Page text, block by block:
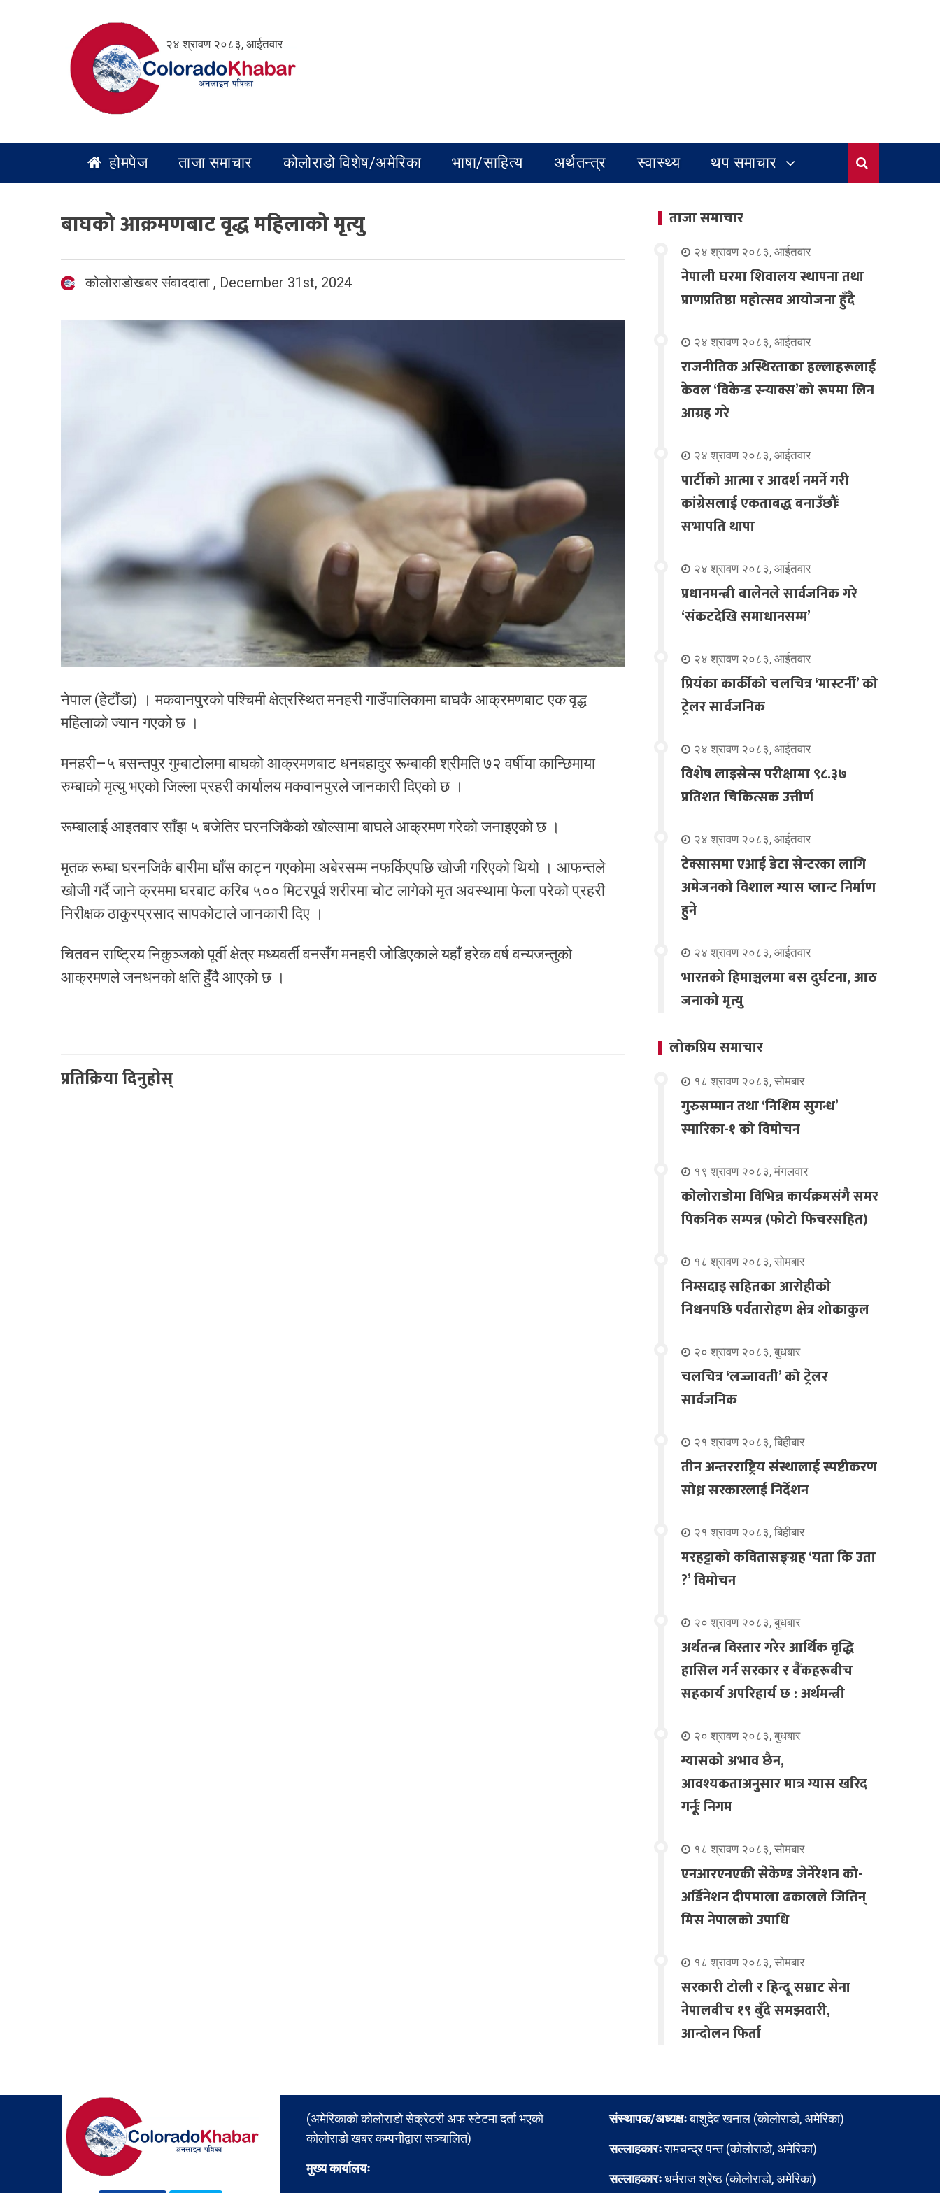
२४ श्रावण २०८३, आईतवार
होमपेज ताजा समाचार कोलोराडो विशेष/अमेरिका भाषा/साहित्य अर्थतन्त्र स्वास्थ्य थप समाचार
बाघको आक्रमणबाट वृद्ध महिलाको मृत्यु
कोलोराडोखबर संवाददाता , December 31st, 2024
नेपाल (हेटौंडा) । मकवानपुरको पश्चिमी क्षेत्रस्थित मनहरी गाउँपालिकामा बाघकै आक्रमणबाट एक वृद्ध
महिलाको ज्यान गएको छ ।
मनहरी–५ बसन्तपुर गुम्बाटोलमा बाघको आक्रमणबाट धनबहादुर रूम्बाकी श्रीमति ७२ वर्षीया कान्छिमाया
रुम्बाको मृत्यु भएको जिल्ला प्रहरी कार्यालय मकवानपुरले जानकारी दिएको छ ।
रूम्बालाई आइतवार साँझ ५ बजेतिर घरनजिकैको खोल्सामा बाघले आक्रमण गरेको जनाइएको छ ।
मृतक रूम्बा घरनजिकै बारीमा घाँस काट्न गएकोमा अबेरसम्म नफर्किएपछि खोजी गरिएको थियो । आफन्तले
खोजी गर्दै जाने क्रममा घरबाट करिब ५०० मिटरपूर्व शरीरमा चोट लागेको मृत अवस्थामा फेला परेको प्रहरी
निरीक्षक ठाकुरप्रसाद सापकोटाले जानकारी दिए ।
चितवन राष्ट्रिय निकुञ्जको पूर्वी क्षेत्र मध्यवर्ती वनसँग मनहरी जोडिएकाले यहाँ हरेक वर्ष वन्यजन्तुको
आक्रमणले जनधनको क्षति हुँदै आएको छ ।
प्रतिक्रिया दिनुहोस्
ताजा समाचार
२४ श्रावण २०८३, आईतवार
नेपाली घरमा शिवालय स्थापना तथा
प्राणप्रतिष्ठा महोत्सव आयोजना हुँदै
२४ श्रावण २०८३, आईतवार
राजनीतिक अस्थिरताका हल्लाहरूलाई
केवल ‘विकेन्ड स्न्याक्स’को रूपमा लिन
आग्रह गरे
२४ श्रावण २०८३, आईतवार
पार्टीको आत्मा र आदर्श नमर्ने गरी
कांग्रेसलाई एकताबद्ध बनाउँछौंः
सभापति थापा
२४ श्रावण २०८३, आईतवार
प्रधानमन्त्री बालेनले सार्वजनिक गरे
‘संकटदेखि समाधानसम्म’
२४ श्रावण २०८३, आईतवार
प्रियंका कार्कीको चलचित्र ‘मास्टर्नी’ को
ट्रेलर सार्वजनिक
२४ श्रावण २०८३, आईतवार
विशेष लाइसेन्स परीक्षामा ९८.३७
प्रतिशत चिकित्सक उत्तीर्ण
२४ श्रावण २०८३, आईतवार
टेक्सासमा एआई डेटा सेन्टरका लागि
अमेजनको विशाल ग्यास प्लान्ट निर्माण
हुने
२४ श्रावण २०८३, आईतवार
भारतको हिमाञ्चलमा बस दुर्घटना, आठ
जनाको मृत्यु
लोकप्रिय समाचार
१८ श्रावण २०८३, सोमबार
गुरुसम्मान तथा ‘निशिम सुगन्ध’
स्मारिका-१ को विमोचन
१९ श्रावण २०८३, मंगलवार
कोलोराडोमा विभिन्न कार्यक्रमसंगै समर
पिकनिक सम्पन्न (फोटो फिचरसहित)
१८ श्रावण २०८३, सोमबार
निम्सदाइ सहितका आरोहीको
निधनपछि पर्वतारोहण क्षेत्र शोकाकुल
२० श्रावण २०८३, बुधबार
चलचित्र ‘लज्जावती’ को ट्रेलर
सार्वजनिक
२१ श्रावण २०८३, बिहीबार
तीन अन्तरराष्ट्रिय संस्थालाई स्पष्टीकरण
सोध्न सरकारलाई निर्देशन
२१ श्रावण २०८३, बिहीबार
मरहट्टाको कवितासङ्ग्रह ‘यता कि उता
?’ विमोचन
२० श्रावण २०८३, बुधबार
अर्थतन्त्र विस्तार गरेर आर्थिक वृद्धि
हासिल गर्न सरकार र बैंकहरूबीच
सहकार्य अपरिहार्य छ : अर्थमन्त्री
२० श्रावण २०८३, बुधबार
ग्यासको अभाव छैन,
आवश्यकताअनुसार मात्र ग्यास खरिद
गर्नूः निगम
१८ श्रावण २०८३, सोमबार
एनआरएनएकी सेकेण्ड जेनेरेशन को-
अर्डिनेशन दीपमाला ढकालले जितिन्
मिस नेपालको उपाधि
१८ श्रावण २०८३, सोमबार
सरकारी टोली र हिन्दू सम्राट सेना
नेपालबीच १९ बुँदे समझदारी,
आन्दोलन फिर्ता
(अमेरिकाको कोलोराडो सेक्रेटरी अफ स्टेटमा दर्ता भएको
कोलोराडो खबर कम्पनीद्वारा सञ्चालित)
मुख्य कार्यालयः
संस्थापक/अध्यक्षःबाशुदेव खनाल (कोलोराडो, अमेरिका)
सल्लाहकारःरामचन्द्र पन्त (कोलोराडो, अमेरिका)
सल्लाहकारःधर्मराज श्रेष्ठ (कोलोराडो, अमेरिका)